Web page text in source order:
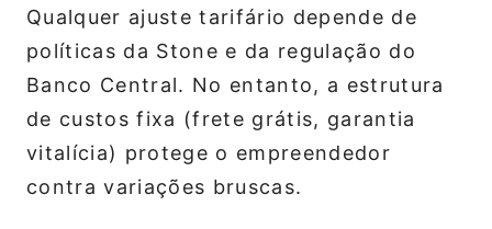
Qualquer ajuste tarifário depende de
políticas da Stone e da regulação do
Banco Central. No entanto, a estrutura
de custos fixa (frete grátis, garantia
vitalícia) protege o empreendedor
contra variações bruscas.